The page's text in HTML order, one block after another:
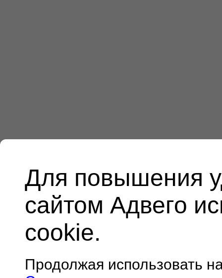
Для повышения
сайтом Адвего
cookie.
Продолжая использовать